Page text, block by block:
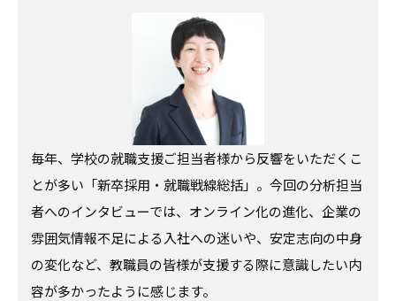
毎年、学校の就職支援ご担当者様から反響をいただくこ
とが多い「新卒採用・就職戦線総括」。今回の分析担当
者へのインタビューでは、オンライン化の進化、企業の
雰囲気情報不足による入社への迷いや、安定志向の中身
の変化など、教職員の皆様が支援する際に意識したい内
容が多かったように感じます。